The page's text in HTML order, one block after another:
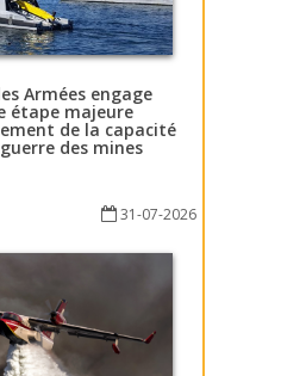
Armées engage
étape majeure
de la capacité
des mines
31-07-2026